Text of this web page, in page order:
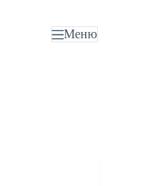
Меню